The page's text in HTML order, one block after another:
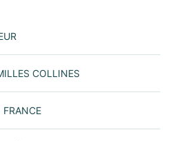
COLLINES
FRANCE